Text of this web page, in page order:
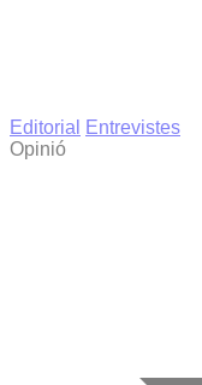
Editorial
Entrevistes
Opinió